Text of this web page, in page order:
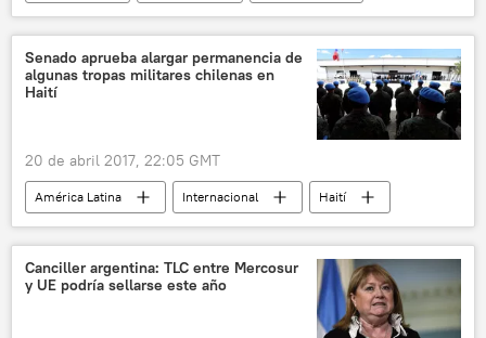
Internacional
Zimbabue
cocodrilos
cazador
noticias
Senado aprueba alargar permanencia de
algunas tropas militares chilenas en
Haití
20 de abril 2017, 22:05 GMT
América Latina Internacional
Haití
Chile
tropas noticias
Canciller argentina: TLC entre Mercosur
y UE podría sellarse este año